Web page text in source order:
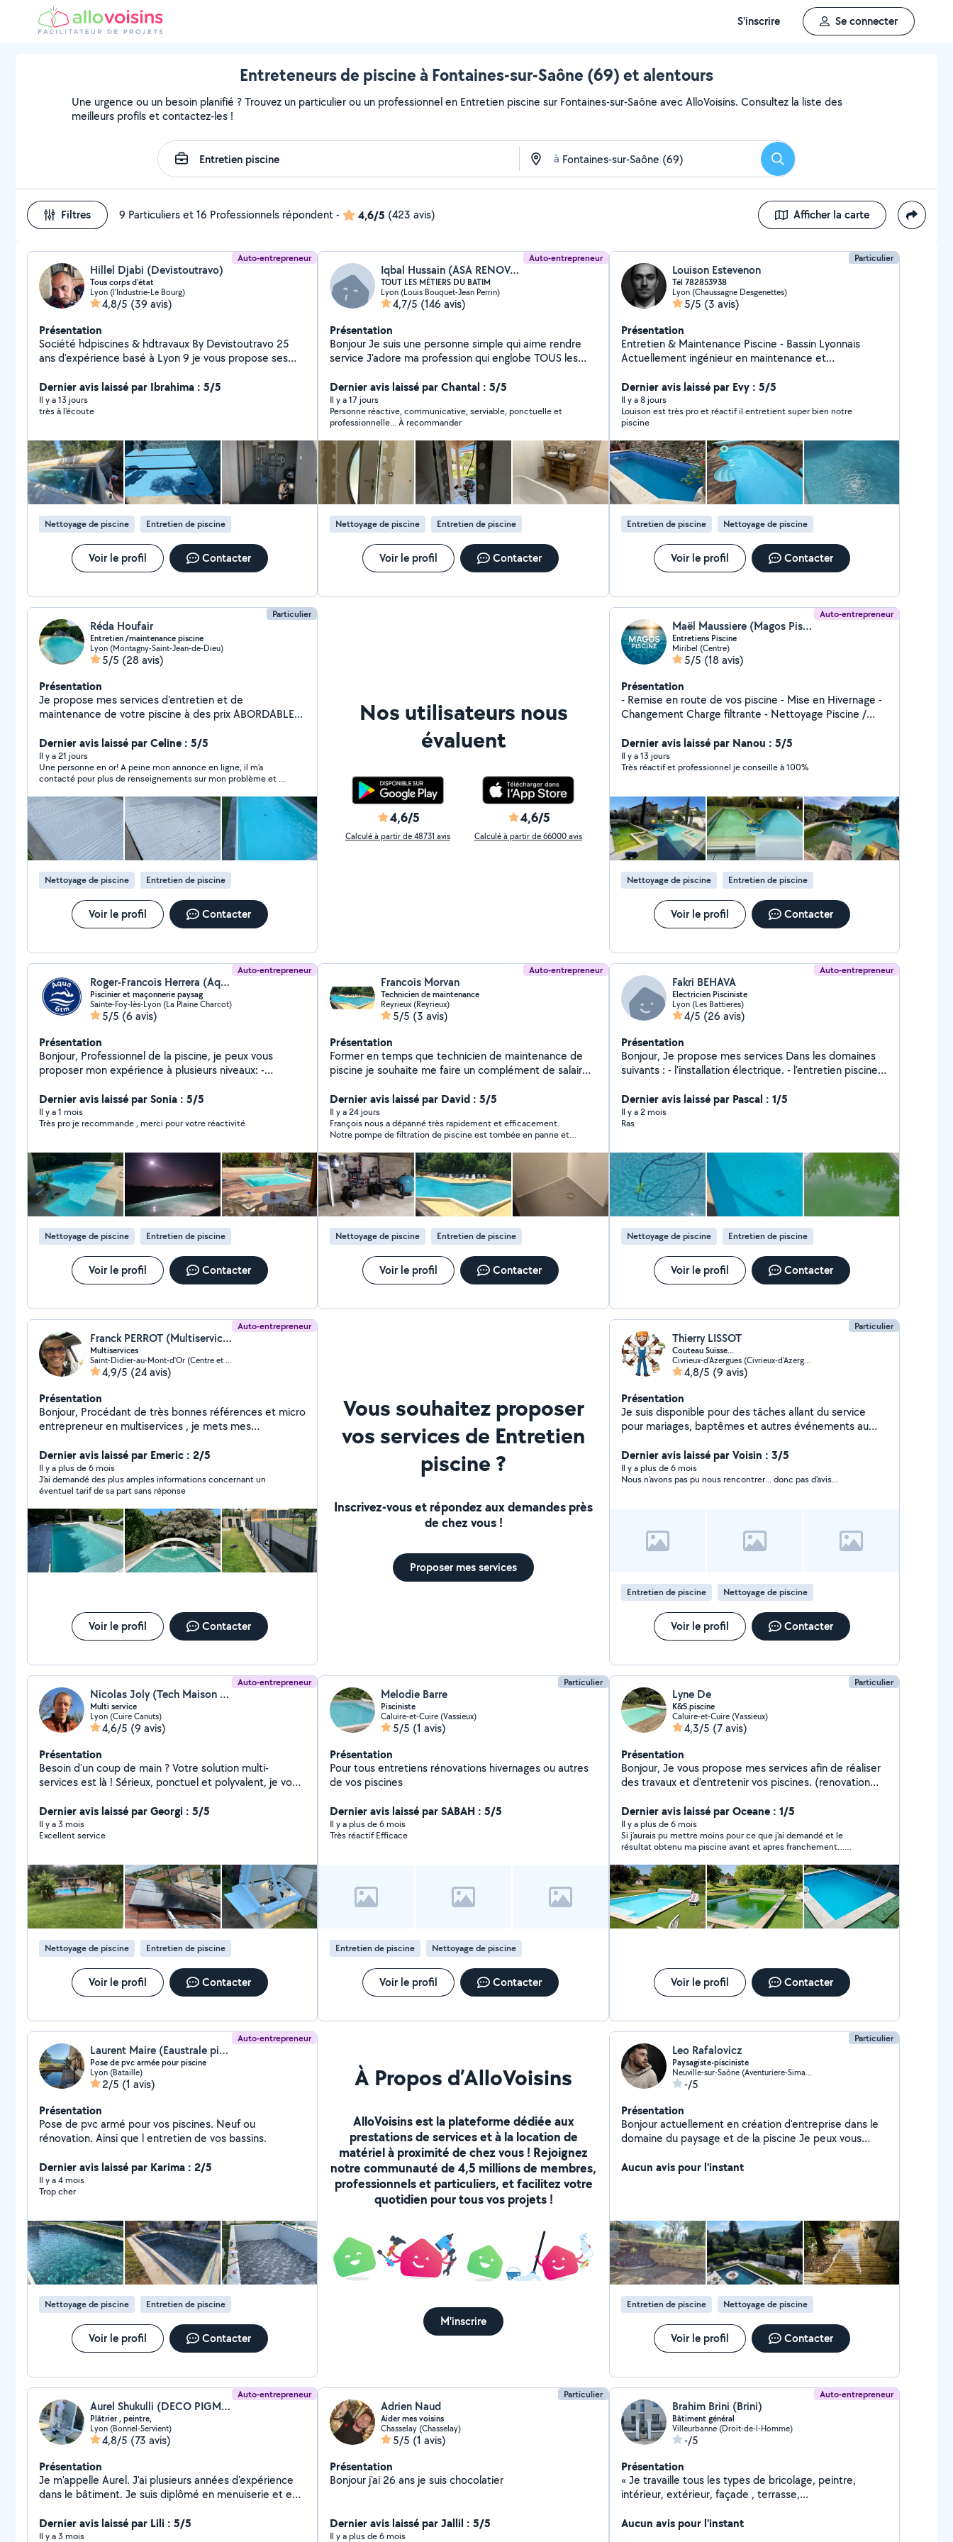
S'inscrire Se connecter
Entreteneurs de piscine à Fontaines-sur-Saône (69) et alentours
Une urgence ou un besoin planifié ? Trouvez un particulier ou un professionnel en Entretien piscine sur Fontaines-sur-Saône avec AlloVoisins. Consultez la liste des
meilleurs profils et contactez-les !
à Rechercher
Filtres 9 Particuliers et 16 Professionnels répondent- 4,6/5 (423 avis) Afficher la carte
Auto-entrepreneur
Hillel Djabi (Devistoutravo)
Tous corps d'état
Lyon (l'Industrie-Le Bourg)
4,8/5 (39 avis)
Présentation
Société hdpiscines & hdtravaux By Devistoutravo 25
ans d'expérience basé à Lyon 9 je vous propose ses
assurance décennale pour toutes les activités je crois
être le seul sur ce site avoir une assurance Pour mes
pages Tous mes sites en .FR ci-dessous Hdtravaux
Dernier avis laissé par Ibrahima : 5/5
Il y a 13 jours
très à l'écoute
Nettoyage de piscine Entretien de piscine
Voir le profil Contacter
Auto-entrepreneur
Iqbal Hussain (ASA RENOVATION BÂTIMENT)
TOUT LES MÉTIERS DU BATIM
Lyon (Louis Bouquet-Jean Perrin)
4,7/5 (146 avis)
Présentation
Bonjour Je suis une personne simple qui aime rendre
service J'adore ma profession qui englobe TOUS les
depuis plus de 20 ans En passant par les choses les
plus simples aux plus complexes je saurais vous donner
entière satisfaction et bien plus encore Passionné
d'électronique et de bricolage avec création de
meubles en tout genre, j'aime également la photo
vidéo ainsi que l'aquariophilie Au plaisir de vous
connaître
Dernier avis laissé par Chantal : 5/5
Il y a 17 jours
Personne réactive, communicative, serviable, ponctuelle et
professionnelle... À recommander
Nettoyage de piscine Entretien de piscine
Voir le profil Contacter
Particulier
Louison Estevenon
Tél 782853938
Lyon (Chaussagne Desgenettes)
5/5 (3 avis)
Présentation
Entretien & Maintenance Piscine - Bassin Lyonnais
Actuellement ingénieur en maintenance et
compétences techniques à votre service pour
l'entretien de vos piscines. J'interviens principalement
pour l'entretien de votre piscine. Services Piscine (Tout
type de bassin et de traitement) : - Entretien ponctuel
ou régulier - Rattrapage d'eau verte - Mise en hivernage
(actif / passif) et remise en route post-hivernage -
Maintenance technique (pompe, filtre à sable,
électrolyseur, etc.) - Installation et dépannage
hydraulique / Filtration.
Dernier avis laissé par Evy : 5/5
Il y a 8 jours
Louison est très pro et réactif il entretient super bien notre
piscine
Entretien de piscine Nettoyage de piscine
Voir le profil Contacter
Particulier
Réda Houfair
Entretien /maintenance piscine
Lyon (Montagny-Saint-Jean-de-Dieu)
5/5 (28 avis)
Présentation
Je propose mes services d'entretien et de
maintenance de votre piscine à des prix ABORDABLES !
sable / électrolyseur / etc - Mise en hivernage actif /
passif - Remise en route post-hivernage - Entretien
ponctuel / régulier - Installation hydraulique / électrique
- etc Tout type de piscine et tout type de traitement !
Au plaisir de vous aider !
Dernier avis laissé par Celine : 5/5
Il y a 21 jours
Une personne en or! A peine mon annonce en ligne, il m'a
contacté pour plus de renseignements sur mon problème et il
Nettoyage de piscine Entretien de piscine
Voir le profil Contacter
Nos utilisateurs nous
évaluent
4,6/5
Calculé à partir de 48731 avis
4,6/5
Calculé à partir de 66000 avis
Auto-entrepreneur
Maël Maussiere (Magos Piscine)
Entretiens Piscine
Miribel (Centre)
5/5 (18 avis)
Présentation
- Remise en route de vos piscine - Mise en Hivernage -
Changement Charge filtrante - Nettoyage Piscine /
D'entretiens️ avec Suivi - Dépannage️
Dernier avis laissé par Nanou : 5/5
Il y a 13 jours
Très réactif et professionnel je conseille à 100%
Nettoyage de piscine Entretien de piscine
Voir le profil Contacter
Auto-entrepreneur
Roger-Francois Herrera (Aquasixtm)
Piscinier et maçonnerie paysag
Sainte-Foy-lès-Lyon (La Plaine Charcot)
5/5 (6 avis)
Présentation
Bonjour, Professionnel de la piscine, je peux vous
proposer mon expérience à plusieurs niveaux: -
hivernage, entretien annuel, suivi régulier => nettoyage,
stérilisation de l'eau, filtration etc..) - Diagnostic sur la
qualité de l'eau et du bon fonctionnement de votre
constructeurs - Démarches administratives
(déclaration de travaux) - Conseils paysagers et
maçonnerie paysagère. - Terrasses bois.
Dernier avis laissé par Sonia : 5/5
Il y a 1 mois
Très pro je recommande , merci pour votre réactivité
Nettoyage de piscine Entretien de piscine
Voir le profil Contacter
Auto-entrepreneur
Francois Morvan
Technicien de maintenance
Reyrieux (Reyrieux)
5/5 (3 avis)
Présentation
Former en temps que technicien de maintenance de
piscine je souhaite me faire un complément de salaire
Lyon en tant que technicien de maintenance. Je suis
technicien dans des hôtels et camping pour gérer les
piscines l'entretien dépannage et travailler pour des
particuliers a mes heures perdu En hôtellerie sa m'a
permis de : Avec montage de meuble Électricité
Dernier avis laissé par David : 5/5
Il y a 24 jours
François nous a dépanné très rapidement et efficacement.
Notre pompe de filtration de piscine est tombée en panne et
avons dû changer la pompe que François nous a installée avec
une grande réactivité. Merci beaucoup pour cette prestation.
Nettoyage de piscine Entretien de piscine
Voir le profil Contacter
Auto-entrepreneur
Fakri BEHAVA
Electricien Pisciniste
Lyon (Les Battieres)
4/5 (26 avis)
Présentation
Bonjour, Je propose mes services Dans les domaines
suivants : - l'installation électrique. - l'entretien piscine.
de chacun.
Dernier avis laissé par Pascal : 1/5
Il y a 2 mois
Ras
Nettoyage de piscine Entretien de piscine
Voir le profil Contacter
Auto-entrepreneur
Franck PERROT (Multiservices des monts d’or)
Multiservices
Saint-Didier-au-Mont-d'Or (Centre et Nord Ouest)
4,9/5 (24 avis)
Présentation
Bonjour, Procédant de très bonnes références et micro
entrepreneur en multiservices , je mets mes
petits travaux de bricolage en tout genre, montage de
meubles, pose de cuisine, pose de parquet, peinture,
carrelage ... En espérant vous rendre service
Cordialement
Dernier avis laissé par Emeric : 2/5
Il y a plus de 6 mois
J’ai demandé des plus amples informations concernant un
éventuel tarif de sa part sans réponse
Voir le profil Contacter
Vous souhaitez proposer
vos services de Entretien
piscine ?
Inscrivez-vous et répondez aux demandes près
de chez vous !
Proposer mes services
Particulier
Thierry LISSOT
Couteau Suisse...
Civrieux-d'Azergues (Civrieux-d'Azergues)
4,8/5 (9 avis)
Présentation
Je suis disponible pour des tâches allant du service
pour mariages, baptêmes et autres événements au
tracas de la vie de tous les jours. Propriétaire d'une
maison avec Piscine, nous louons celle-ci pour les
particuliers. Après midi fraîcheur, soirées entre amis,
Dernier avis laissé par Voisin : 3/5
Il y a plus de 6 mois
Nous n'avons pas pu nous rencontrer... donc pas d'avis...
Entretien de piscine Nettoyage de piscine
Voir le profil Contacter
Auto-entrepreneur
Nicolas Joly (Tech Maison Service)
Multi service
Lyon (Cuire Canuts)
4,6/5 (9 avis)
Présentation
Besoin d'un coup de main ? Votre solution multi-
services est là ! Sérieux, ponctuel et polyvalent, je vous
travaux : Bricolage (montage de meubles, étagères,
tringles, luminaires) Petits travaux d'électricité Petits
travaux de rénovation Jardinage et entretien extérieur
abri robot de tonte Construction abris extérieur
Entretien et maintenance piscine Petites réparations
du quotidien Aide diverse selon vos besoins Travail
soigné Intervention rapide Prix raisonnables Votre
satisfaction est ma priorité ! N'hésitez pas à me
contacter pour discuter de votre besoin, je réponds
rapidement. À très bientôt
Dernier avis laissé par Georgi : 5/5
Il y a 3 mois
Excellent service
Nettoyage de piscine Entretien de piscine
Voir le profil Contacter
Particulier
Melodie Barre
Pisciniste
Caluire-et-Cuire (Vassieux)
5/5 (1 avis)
Présentation
Pour tous entretiens rénovations hivernages ou autres
de vos piscines
Dernier avis laissé par SABAH : 5/5
Il y a plus de 6 mois
Très réactif Efficace
Entretien de piscine Nettoyage de piscine
Voir le profil Contacter
Particulier
Lyne De
K&S.piscine
Caluire-et-Cuire (Vassieux)
4,3/5 (7 avis)
Présentation
Bonjour, Je vous propose mes services afin de réaliser
des travaux et d'entretenir vos piscines. (renovation
traitement du chlore en sel, Changement de sonde ou
de pompe sur l'installation en place...). J'ai de
l'expérience dans le domaine et diplômés dans le
traitement des eaux. Je répond à toutes questions
n'hésitez pas à me contacter je suis disponible. Merci.
Dernier avis laissé par Oceane : 1/5
Il y a plus de 6 mois
Si j’aurais pu mettre moins pour ce que j’ai demandé et le
résultat obtenu ma piscine avant et apres franchement…
Voir le profil Contacter
Auto-entrepreneur
Laurent Maire (Eaustrale piscine)
Pose de pvc armée pour piscine
Lyon (Bataille)
2/5 (1 avis)
Présentation
Pose de pvc armé pour vos piscines. Neuf ou
rénovation. Ainsi que l entretien de vos bassins.
Dernier avis laissé par Karima : 2/5
Il y a 4 mois
Trop cher
Nettoyage de piscine Entretien de piscine
Voir le profil Contacter
À Propos d’AlloVoisins
AlloVoisins est la plateforme dédiée aux
prestations de services et à la location de
matériel à proximité de chez vous ! Rejoignez
notre communauté de 4,5 millions de membres,
professionnels et particuliers, et facilitez votre
quotidien pour tous vos projets !
M'inscrire
Particulier
Leo Rafalovicz
Paysagiste•pisciniste
Neuville-sur-Saône (Aventuriere-Simandre)
-/5
Présentation
Bonjour actuellement en création d'entreprise dans le
domaine du paysage et de la piscine Je peux vous
d'espaces verts ainsi que l'entretien de vos piscines et
Aucun avis pour l'instant
Entretien de piscine Nettoyage de piscine
Voir le profil Contacter
Auto-entrepreneur
Aurel Shukulli (DECO PIGMENT LYON)
Plâtrier , peintre,
Lyon (Bonnel-Servient)
4,8/5 (73 avis)
Présentation
Je m'appelle Aurel. J'ai plusieurs années d'expérience
dans le bâtiment. Je suis diplômé en menuiserie et en
s'étend à une gamme variée de travaux de bricolage,
incluant le ponçage des murs, la peinture, le ratissage
Dernier avis laissé par Lili : 5/5
Il y a 3 mois
Particulier
Adrien Naud
Aider mes voisins
Chasselay (Chasselay)
5/5 (1 avis)
Présentation
Bonjour j'ai 26 ans je suis chocolatier
Dernier avis laissé par Jallil : 5/5
Il y a plus de 6 mois
Auto-entrepreneur
Brahim Brini (Brini)
Bâtiment général
Villeurbanne (Droit-de-l-Homme)
-/5
Présentation
« Je travaille tous les types de bricolage, peintre,
intérieur, extérieur, façade , terrasse,
Aucun avis pour l'instant